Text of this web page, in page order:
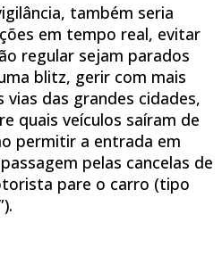
também seria
em tempo real, evitar
regular sejam parados
blitz, gerir com mais
das grandes cidades,
quais veículos saíram de
permitir a entrada em
pelas cancelas de
pare o carro (tipo